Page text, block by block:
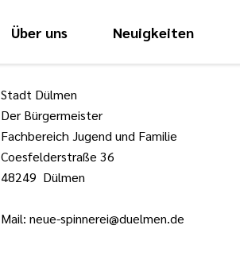
Über uns Neuigkeiten
Stadt Dülmen
Der Bürgermeister
Fachbereich Jugend und Familie
Coesfelderstraße 36
48249 Dülmen
Mail: neue-spinnerei@duelmen.de